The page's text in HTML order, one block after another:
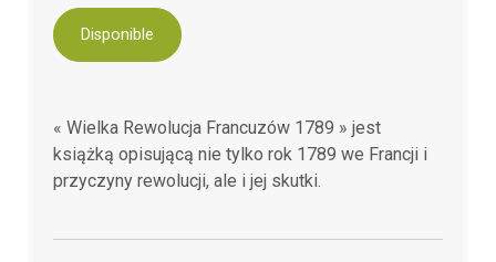
Disponible
« Wielka Rewolucja Francuzów 1789 » jest
książką opisującą nie tylko rok 1789 we Francji i
przyczyny rewolucji, ale i jej skutki.